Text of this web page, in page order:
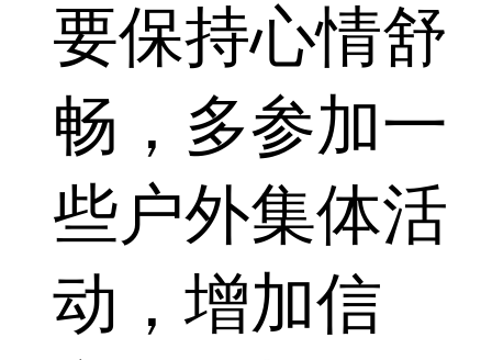
要保持心情舒
畅，多参加一
些户外集体活
动，增加信